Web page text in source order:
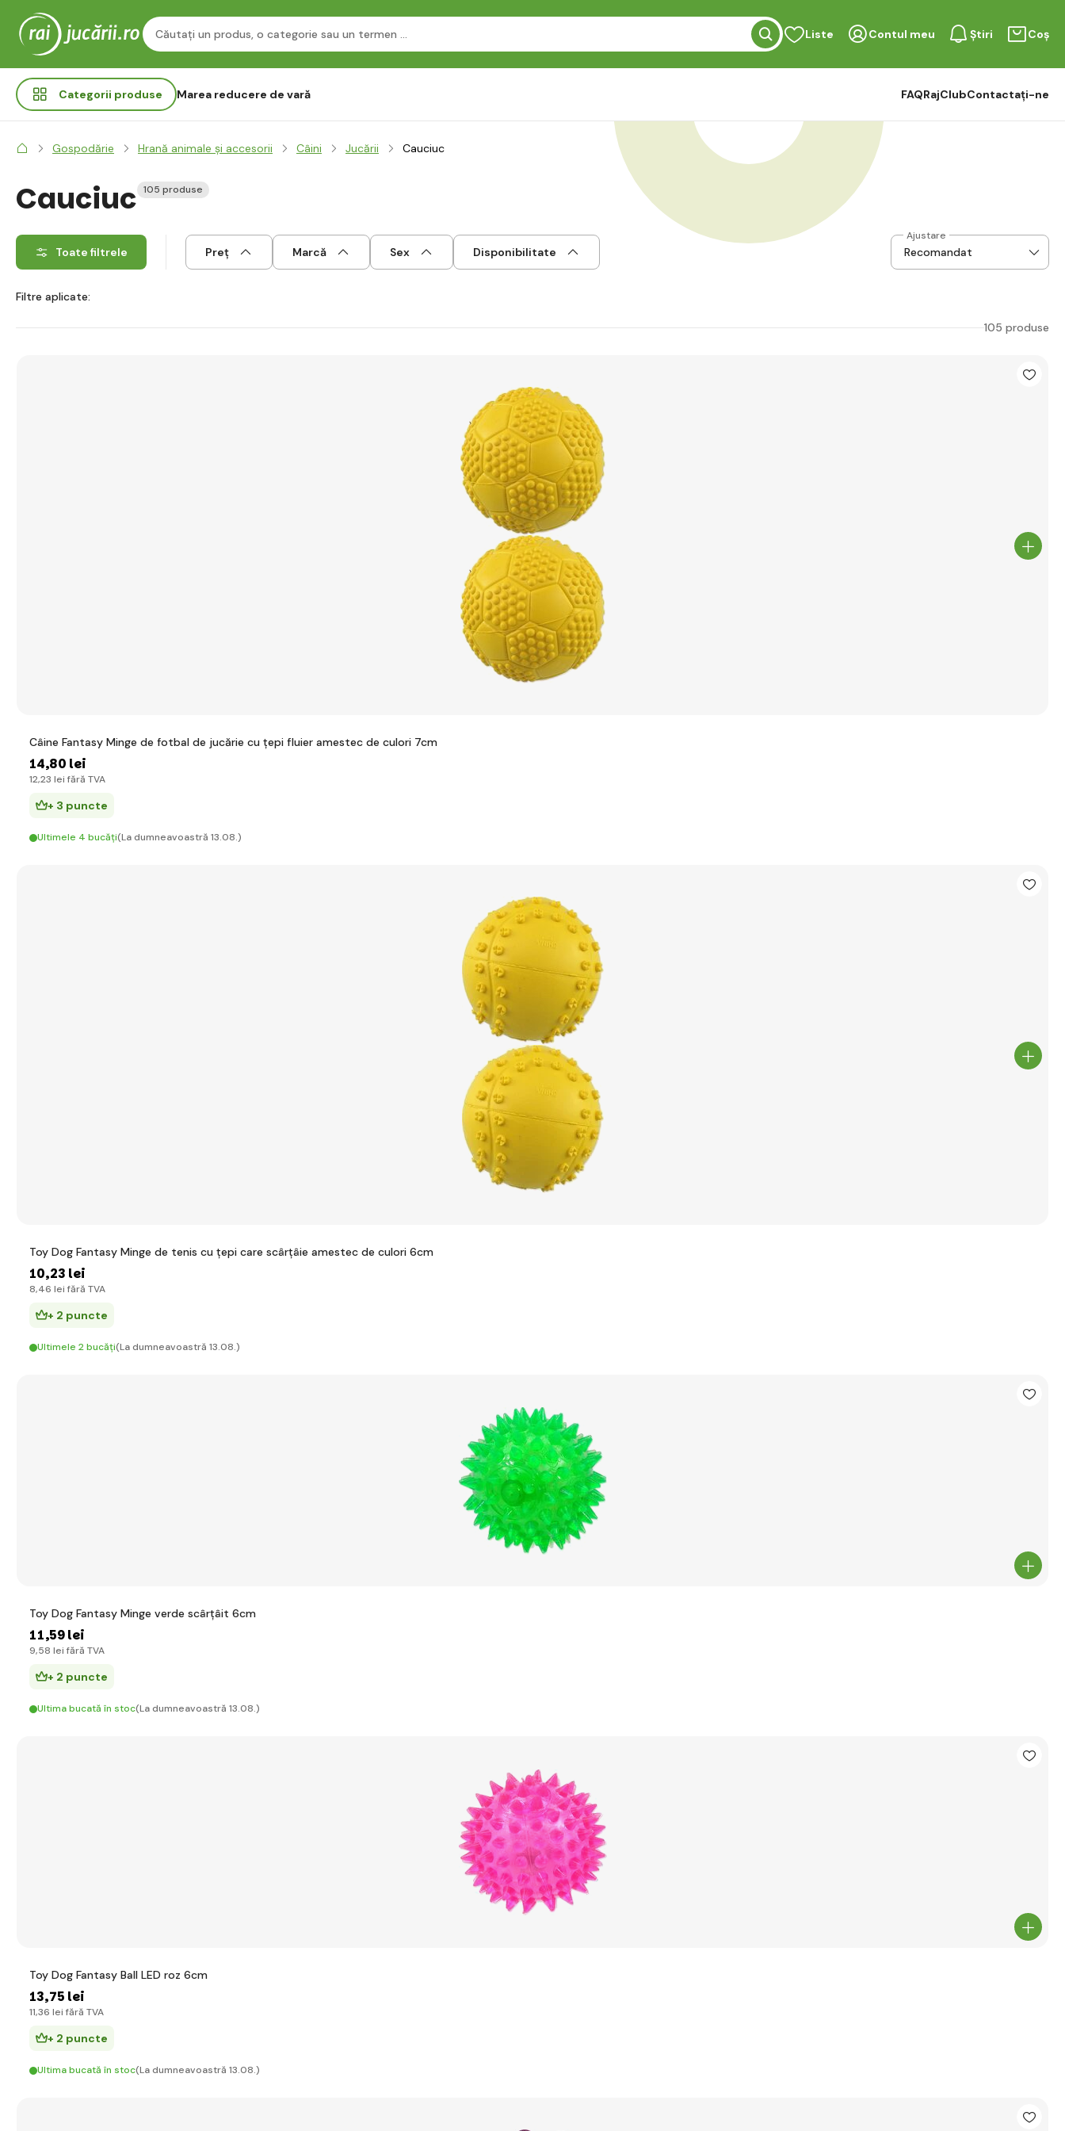
Liste Contul meu Știri Coș
Categorii produse Marea reducere de vară FAQRajClubContactați-ne
Gospodărie Hrană animale și accesorii Câini Jucării Cauciuc
Cauciuc 105 produse
Toate filtrele Preț Marcă Sex Disponibilitate
Ajustare
Filtre aplicate:
105 produse
Câine Fantasy Minge de fotbal de jucărie cu țepi fluier amestec de culori 7cm
14,80 lei
12,23 lei fără TVA
+ 3 puncte
Ultimele 4 bucăți(La dumneavoastră 13.08.)
Toy Dog Fantasy Minge de tenis cu țepi care scârțâie amestec de culori 6cm
10,23 lei
8,46 lei fără TVA
+ 2 puncte
Ultimele 2 bucăți(La dumneavoastră 13.08.)
Toy Dog Fantasy Minge verde scârțâit 6cm
11,59 lei
9,58 lei fără TVA
+ 2 puncte
Ultima bucată în stoc(La dumneavoastră 13.08.)
Toy Dog Fantasy Ball LED roz 6cm
13,75 lei
11,36 lei fără TVA
+ 2 puncte
Ultima bucată în stoc(La dumneavoastră 13.08.)